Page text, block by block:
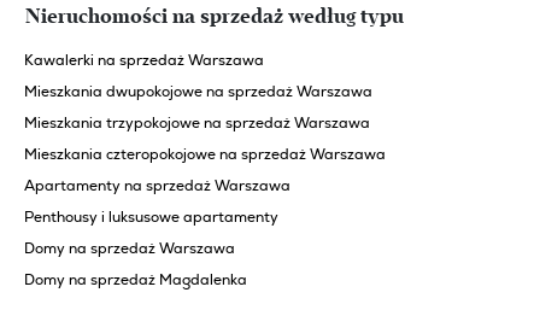
Nieruchomości na sprzedaż według typu
Kawalerki na sprzedaż Warszawa
Mieszkania dwupokojowe na sprzedaż Warszawa
Mieszkania trzypokojowe na sprzedaż Warszawa
Mieszkania czteropokojowe na sprzedaż Warszawa
Apartamenty na sprzedaż Warszawa
Penthousy i luksusowe apartamenty
Domy na sprzedaż Warszawa
Domy na sprzedaż Magdalenka